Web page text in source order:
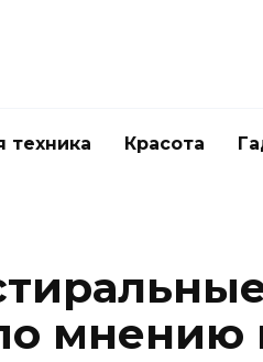
техника Красота
мнению